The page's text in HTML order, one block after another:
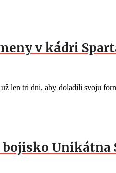
v kádri
len tri dni, aby doladili svoju
Unikátna